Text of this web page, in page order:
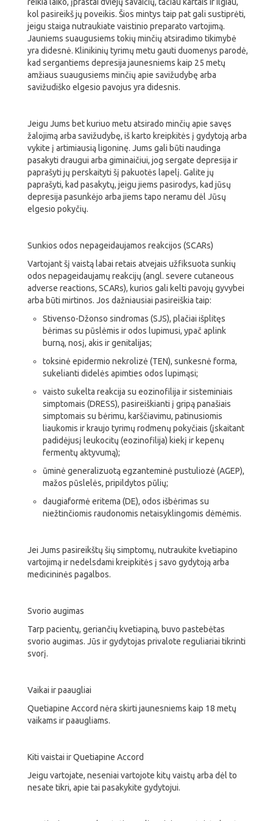
reikia laiko, įprastai dviejų savaičių, tačiau kartais ir ilgiau,
kol pasireikš jų poveikis. Šios mintys taip pat gali sustiprėti,
jeigu staiga nutraukiate vaistinio preparato vartojimą.
Jauniems suaugusiems tokių minčių atsiradimo tikimybė
yra didesnė. Klinikinių tyrimų metu gauti duomenys parodė,
kad sergantiems depresija jaunesniems kaip 25 metų
amžiaus suaugusiems minčių apie savižudybę arba
savižudiško elgesio pavojus yra didesnis.
Jeigu Jums bet kuriuo metu atsirado minčių apie savęs
žalojimą arba savižudybę, iš karto kreipkitės į gydytoją arba
vykite į artimiausią ligoninę. Jums gali būti naudinga
pasakyti draugui arba giminaičiui, jog sergate depresija ir
paprašyti jų perskaityti šį pakuotės lapelį. Galite jų
paprašyti, kad pasakytų, jeigu jiems pasirodys, kad jūsų
depresija pasunkėjo arba jiems tapo neramu dėl Jūsų
elgesio pokyčių.
Sunkios odos nepageidaujamos reakcijos (SCARs)
Vartojant šį vaistą labai retais atvejais užfiksuota sunkių
odos nepageidaujamų reakcijų (angl. severe cutaneous
adverse reactions, SCARs), kurios gali kelti pavojų gyvybei
arba būti mirtinos. Jos dažniausiai pasireiškia taip:
Stivenso-Džonso sindromas (SJS), plačiai išplitęs
bėrimas su pūslėmis ir odos lupimusi, ypač aplink
burną, nosį, akis ir genitalijas;
toksinė epidermio nekrolizė (TEN), sunkesnė forma,
sukelianti didelės apimties odos lupimąsi;
vaisto sukelta reakcija su eozinofilija ir sisteminiais
simptomais (DRESS), pasireiškianti į gripą panašiais
simptomais su bėrimu, karščiavimu, patinusiomis
liaukomis ir kraujo tyrimų rodmenų pokyčiais (įskaitant
padidėjusį leukocitų (eozinofilija) kiekį ir kepenų
fermentų aktyvumą);
ūminė generalizuotą egzanteminė pustuliozė (AGEP),
mažos pūslelės, pripildytos pūlių;
daugiaformė eritema (DE), odos išbėrimas su
niežtinčiomis raudonomis netaisyklingomis dėmėmis.
Jei Jums pasireikštų šių simptomų, nutraukite kvetiapino
vartojimą ir nedelsdami kreipkitės į savo gydytoją arba
medicininės pagalbos.
Svorio augimas
Tarp pacientų, geriančių kvetiapiną, buvo pastebėtas
svorio augimas. Jūs ir gydytojas privalote reguliariai tikrinti
svorį.
Vaikai ir paaugliai
Quetiapine Accord nėra skirti jaunesniems kaip 18 metų
vaikams ir paaugliams.
Kiti vaistai ir Quetiapine Accord
Jeigu vartojate, neseniai vartojote kitų vaistų arba dėl to
nesate tikri, apie tai pasakykite gydytojui.